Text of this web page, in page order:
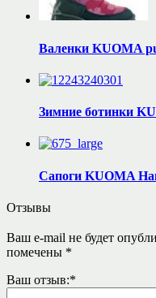
Валенки KUOMA
Зимние ботинки
Сапоги KUOMA
Отзывы
Ваш e-mail не будет
помечены *
Ваш отзыв:*